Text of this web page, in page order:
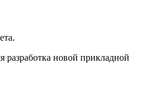
разработка новой прикладной